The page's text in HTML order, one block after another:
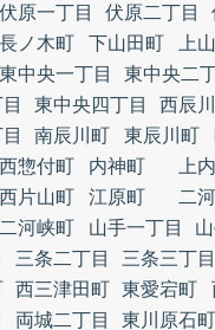
伏原一丁目 伏原二丁目
長ノ木町 下山田町
上
東中央一丁目
東中央二
東中央四丁目
西辰
南辰川町 東辰川町
西惣付町 内神町
上
西片山町 江原町
二
二河峡町 山手一丁目
三条二丁目 三条三丁目
西三津田町 東愛宕町
両城二丁目 東川原石町